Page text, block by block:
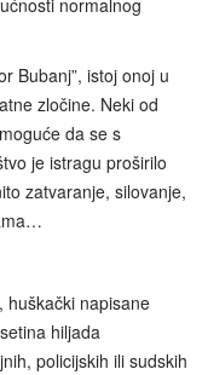
Bubanj”, istoj onoj u
zločine. Neki od
da se s
je istragu proširilo
zatvaranje, silovanje,
huškački napisane
hiljada
policijskih ili sudskih